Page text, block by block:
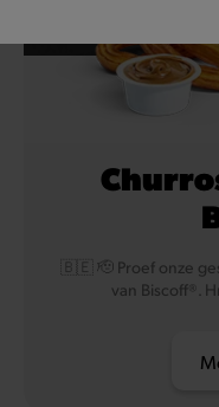
🇧🇪 🫡 Proef onze
van Biscoff®.